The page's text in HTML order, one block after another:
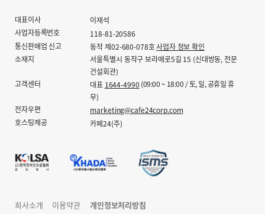
대표이사
이재석
사업자등록번호
118-81-20586
통신판매업 신고
동작 제02-680-078호사업자 정보 확인
소재지
서울특별시 동작구 보라매로5길 15 (신대방동, 전문
건설회관)
고객센터
대표 1644-4990 (09:00 ~ 18:00 / 토, 일, 공휴일 휴
무)
전자우편
marketing@cafe24corp.com
호스팅제공
카페24(주)
회사소개 이용약관
개인정보처리방침